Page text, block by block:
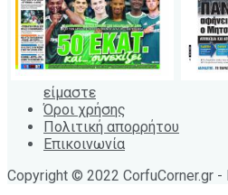
είμαστε
Όροι χρήσης
Πολιτική απορρήτου
Επικοινωνία
Copyright © 2022 CorfuCorner.gr